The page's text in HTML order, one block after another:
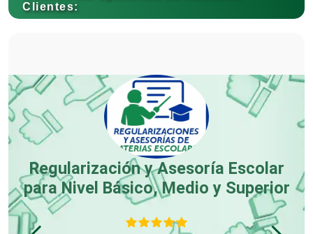
Carpinterías
Centros Comerciales
Centros de Espectáculos
Clientes:
Regularización y Asesoría Escolar
para Nivel Básico, Medio y Superior